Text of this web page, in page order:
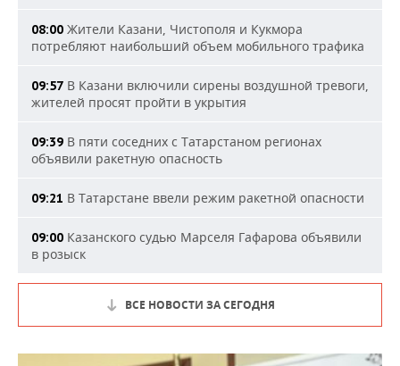
08:00 Жители Казани, Чистополя и Кукмора
потребляют наибольший объем мобильного трафика
09:57 В Казани включили сирены воздушной тревоги,
жителей просят пройти в укрытия
09:39 В пяти соседних с Татарстаном регионах
объявили ракетную опасность
09:21 В Татарстане ввели режим ракетной опасности
09:00 Казанского судью Марселя Гафарова объявили
в розыск
ВСЕ НОВОСТИ ЗА СЕГОДНЯ